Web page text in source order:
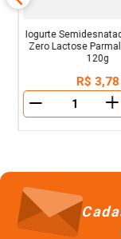
Iogurte
Zero Lactose
120g
R$ 3,78
＋